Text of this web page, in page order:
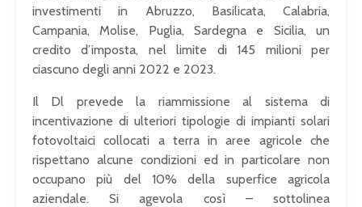
investimenti in Abruzzo, Basilicata, Calabria,
Campania, Molise, Puglia, Sardegna e Sicilia, un
credito d’imposta, nel limite di 145 milioni per
ciascuno degli anni 2022 e 2023.
Il Dl prevede la riammissione al sistema di
incentivazione di ulteriori tipologie di impianti solari
fotovoltaici collocati a terra in aree agricole che
rispettano alcune condizioni ed in particolare non
occupano più del 10% della superfice agricola
aziendale. Si agevola così – sottolinea